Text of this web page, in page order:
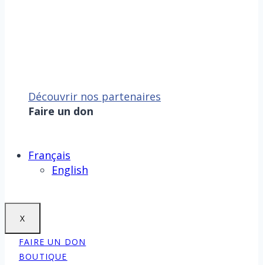
Découvrir nos partenaires
Faire un don
Français
English
X
FAIRE UN DON
BOUTIQUE